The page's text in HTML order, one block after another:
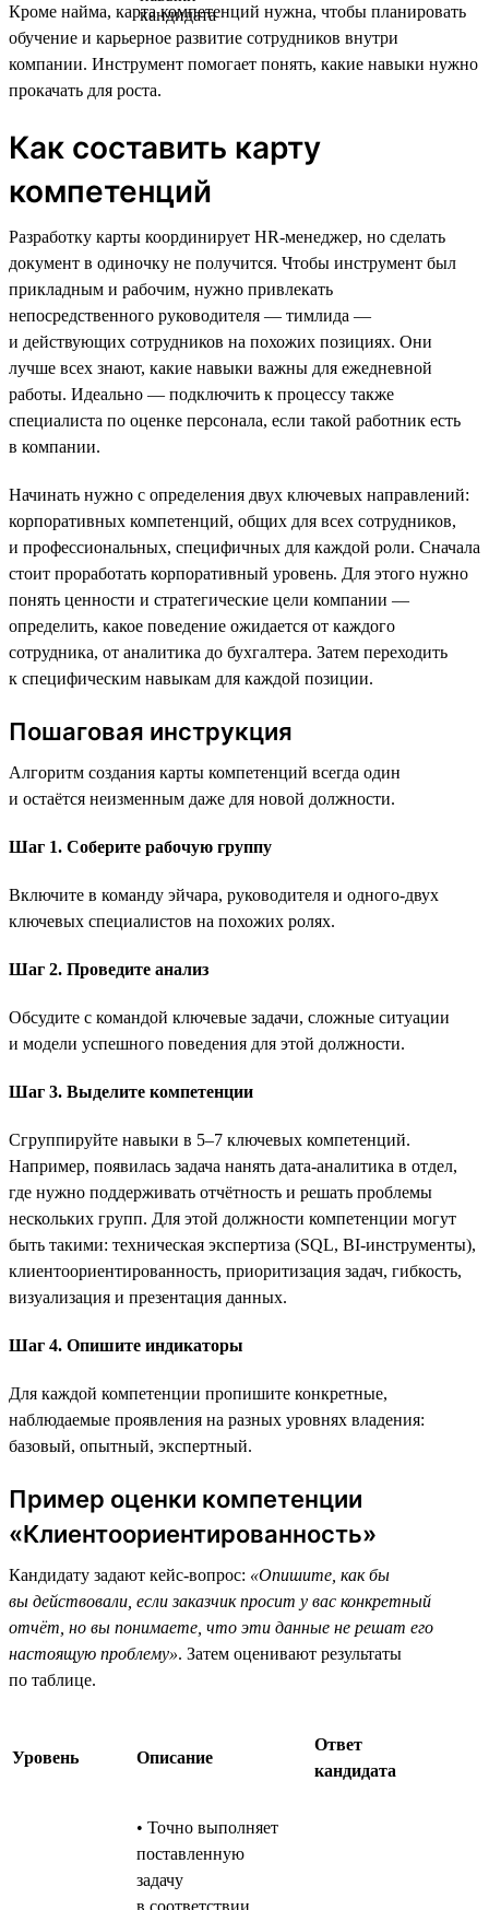
Кроме найма, карта компетенций нужна, чтобы планировать
обучение и карьерное развитие сотрудников внутри
компании. Инструмент помогает понять, какие навыки нужно
прокачать для роста.
Как составить карту
компетенций
Разработку карты координирует HR-менеджер, но сделать
документ в одиночку не получится. Чтобы инструмент был
прикладным и рабочим, нужно привлекать
непосредственного руководителя — тимлида —
и действующих сотрудников на похожих позициях. Они
лучше всех знают, какие навыки важны для ежедневной
работы. Идеально — подключить к процессу также
специалиста по оценке персонала, если такой работник есть
в компании.
Начинать нужно с определения двух ключевых направлений:
корпоративных компетенций, общих для всех сотрудников,
и профессиональных, специфичных для каждой роли. Сначала
стоит проработать корпоративный уровень. Для этого нужно
понять ценности и стратегические цели компании —
определить, какое поведение ожидается от каждого
сотрудника, от аналитика до бухгалтера. Затем переходить
к специфическим навыкам для каждой позиции.
Пошаговая инструкция
Алгоритм создания карты компетенций всегда один
и остаётся неизменным даже для новой должности.
Шаг 1. Соберите рабочую группу
Включите в команду эйчара, руководителя и одного-двух
ключевых специалистов на похожих ролях.
Шаг 2. Проведите анализ
Обсудите с командой ключевые задачи, сложные ситуации
и модели успешного поведения для этой должности.
Шаг 3. Выделите компетенции
Сгруппируйте навыки в 5–7 ключевых компетенций.
Например, появилась задача нанять дата-аналитика в отдел,
где нужно поддерживать отчётность и решать проблемы
нескольких групп. Для этой должности компетенции могут
быть такими: техническая экспертиза (SQL, BI-инструменты),
клиентоориентированность, приоритизация задач, гибкость,
визуализация и презентация данных.
Шаг 4. Опишите индикаторы
Для каждой компетенции пропишите конкретные,
наблюдаемые проявления на разных уровнях владения:
базовый, опытный, экспертный.
Пример оценки компетенции
«Клиентоориентированность»
Кандидату задают кейс-вопрос: «Опишите, как бы
вы действовали, если заказчик просит у вас конкретный
отчёт, но вы понимаете, что эти данные не решат его
настоящую проблему». Затем оценивают результаты
по таблице.
Уровень Описание
Ответ
кандидата
• Точно выполняет
поставленную
задачу
в соответствии